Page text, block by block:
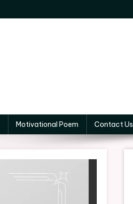
Motivational Poem Contact Us